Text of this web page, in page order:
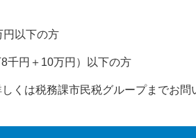
円以下の方
千円＋10万円）以下の方
くは税務課市民税グループまでお問